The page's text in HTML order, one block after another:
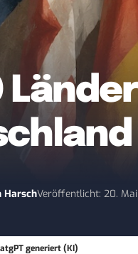
HarschVeröffentlicht: 20.
generiert (KI)